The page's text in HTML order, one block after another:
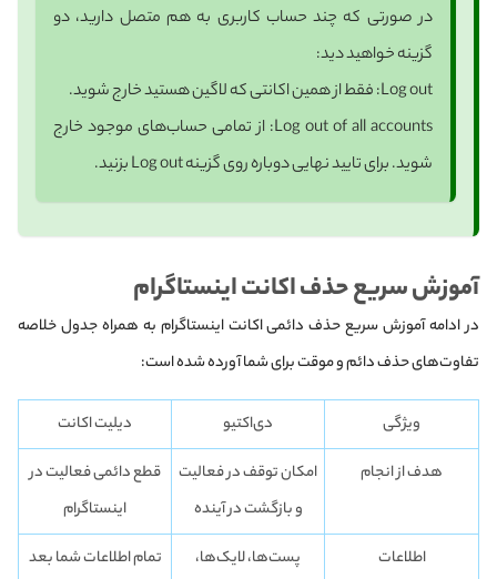
در صورتی که چند حساب کاربری به هم متصل دارید، دو
گزینه خواهید دید:
Log out: فقط از همین اکانتی که لاگین هستید خارج شوید.
Log out of all accounts: از تمامی حساب‌های موجود خارج
شوید. برای تایید نهایی دوباره روی گزینه Log out بزنید.
آموزش سریع حذف اکانت اینستاگرام
در ادامه آموزش سریع حذف دائمی اکانت اینستاگرام به همراه جدول خلاصه
تفاوت‌های حذف دائم و موقت برای شما آورده شده است:
ویژگی دی‌اکتیو
دیلیت اکانت
هدف از انجام
امکان توقف در فعالیت
و بازگشت در آینده
قطع دائمی فعالیت در
اینستاگرام
اطلاعات
پست‌ها، لایک‌ها،
تمام اطلاعات شما بعد